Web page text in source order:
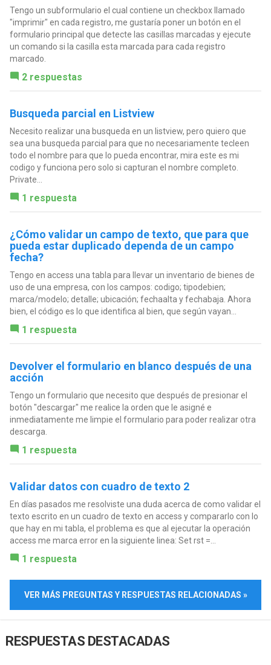
Tengo un subformulario el cual contiene un checkbox llamado
"imprimir" en cada registro, me gustaría poner un botón en el
formulario principal que detecte las casillas marcadas y ejecute
un comando si la casilla esta marcada para cada registro
marcado.
2 respuestas
Busqueda parcial en Listview
Necesito realizar una busqueda en un listview, pero quiero que
sea una busqueda parcial para que no necesariamente tecleen
todo el nombre para que lo pueda encontrar, mira este es mi
codigo y funciona pero solo si capturan el nombre completo.
Private...
1 respuesta
¿Cómo validar un campo de texto, que para que
pueda estar duplicado dependa de un campo
fecha?
Tengo en access una tabla para llevar un inventario de bienes de
uso de una empresa, con los campos: codigo; tipodebien;
marca/modelo; detalle; ubicación; fechaalta y fechabaja. Ahora
bien, el código es lo que identifica al bien, que según vayan...
1 respuesta
Devolver el formulario en blanco después de una
acción
Tengo un formulario que necesito que después de presionar el
botón "descargar" me realice la orden que le asigné e
inmediatamente me limpie el formulario para poder realizar otra
descarga.
1 respuesta
Validar datos con cuadro de texto 2
En días pasados me resolviste una duda acerca de como validar el
texto escrito en un cuadro de texto en access y compararlo con lo
que hay en mi tabla, el problema es que al ejecutar la operación
access me marca error en la siguiente linea: Set rst =...
1 respuesta
VER MÁS PREGUNTAS Y RESPUESTAS RELACIONADAS »
RESPUESTAS DESTACADAS